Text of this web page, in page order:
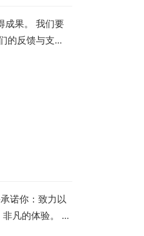
成果。 我们要
的反馈与支
诺你：致力以
凡的体验。 心